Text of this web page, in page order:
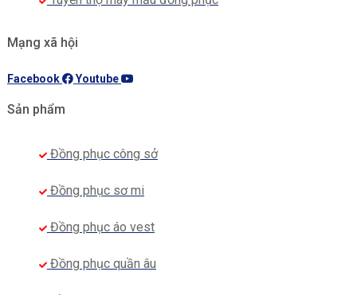
Mạng xã hội
Facebook Youtube
Sản phẩm
Đồng phục công sở
Đồng phục sơ mi
Đồng phục áo vest
Đồng phục quần âu